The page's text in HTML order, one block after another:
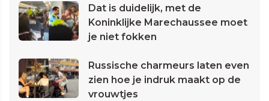
Dat is duidelijk, met de
Koninklijke Marechaussee moet
je niet fokken
Russische charmeurs laten even
zien hoe je indruk maakt op de
vrouwtjes